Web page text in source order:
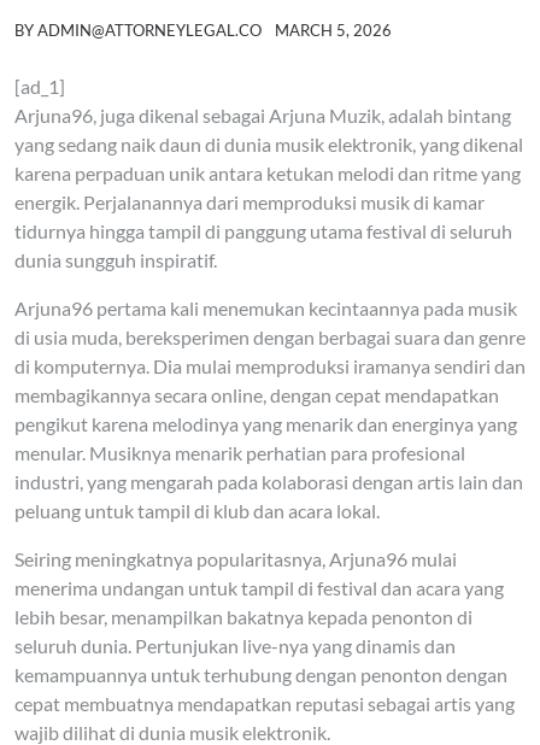
BYADMIN@ATTORNEYLEGAL.CO MARCH 5, 2026
[ad_1]
Arjuna96, juga dikenal sebagai Arjuna Muzik, adalah bintang
yang sedang naik daun di dunia musik elektronik, yang dikenal
karena perpaduan unik antara ketukan melodi dan ritme yang
energik. Perjalanannya dari memproduksi musik di kamar
tidurnya hingga tampil di panggung utama festival di seluruh
dunia sungguh inspiratif.
Arjuna96 pertama kali menemukan kecintaannya pada musik
di usia muda, bereksperimen dengan berbagai suara dan genre
di komputernya. Dia mulai memproduksi iramanya sendiri dan
membagikannya secara online, dengan cepat mendapatkan
pengikut karena melodinya yang menarik dan energinya yang
menular. Musiknya menarik perhatian para profesional
industri, yang mengarah pada kolaborasi dengan artis lain dan
peluang untuk tampil di klub dan acara lokal.
Seiring meningkatnya popularitasnya, Arjuna96 mulai
menerima undangan untuk tampil di festival dan acara yang
lebih besar, menampilkan bakatnya kepada penonton di
seluruh dunia. Pertunjukan live-nya yang dinamis dan
kemampuannya untuk terhubung dengan penonton dengan
cepat membuatnya mendapatkan reputasi sebagai artis yang
wajib dilihat di dunia musik elektronik.